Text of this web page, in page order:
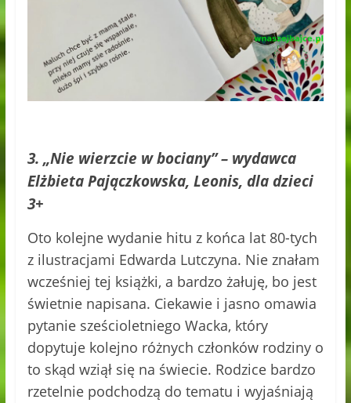
3. „Nie wierzcie w bociany” – wydawca
Elżbieta Pajączkowska, Leonis, dla dzieci
3+
Oto kolejne wydanie hitu z końca lat 80-tych
z ilustracjami Edwarda Lutczyna. Nie znałam
wcześniej tej książki, a bardzo żałuję, bo jest
świetnie napisana. Ciekawie i jasno omawia
pytanie sześcioletniego Wacka, który
dopytuje kolejno różnych członków rodziny o
to skąd wziął się na świecie. Rodzice bardzo
rzetelnie podchodzą do tematu i wyjaśniają